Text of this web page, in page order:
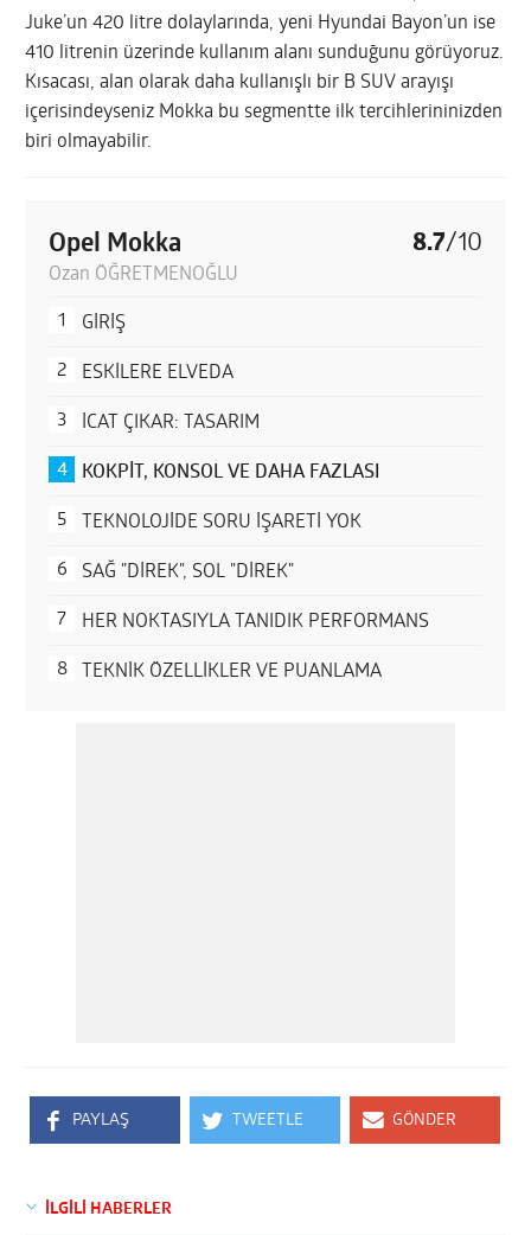
Juke’un 420 litre dolaylarında, yeni Hyundai Bayon’un ise
410 litrenin üzerinde kullanım alanı sunduğunu görüyoruz.
Kısacası, alan olarak daha kullanışlı bir B SUV arayışı
içerisindeyseniz Mokka bu segmentte ilk tercihlerininizden
biri olmayabilir.
Opel Mokka 8.7/10
Ozan ÖĞRETMENOĞLU
GİRİŞ
ESKİLERE ELVEDA
İCAT ÇIKAR: TASARIM
KOKPİT, KONSOL VE DAHA FAZLASI
TEKNOLOJİDE SORU İŞARETİ YOK
SAĞ "DİREK", SOL "DİREK"
HER NOKTASIYLA TANIDIK PERFORMANS
TEKNİK ÖZELLİKLER VE PUANLAMA
PAYLAŞ TWEETLE GÖNDER
İLGİLİ HABERLER